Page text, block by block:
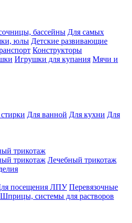
бассейны Для самых
юлы Детские развивающие
Конструкторы
Игрушки для купания Мячи и
Для ванной Для кухни Для
трикотаж
трикотаж Лечебный трикотаж
посещения ЛПУ Перевязочные
Шприцы, системы для растворов